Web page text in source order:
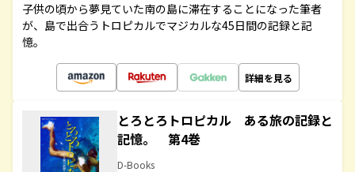
子供の頃から夢見ていた南の島に滞在することになった筆者
が、島で出合うトロピカルでマジカルな45日間の記録と記
憶。
詳細を見る
とろとろトロピカル ある旅の記録と
記憶。 第4巻
D-Books